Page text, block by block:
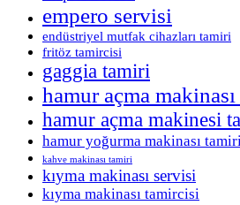
empero servisi
endüstriyel mutfak cihazları tamiri
fritöz tamircisi
gaggia tamiri
hamur açma
hamur açma makinesi
hamur yoğurma makinası tamiri
kahve makinası tamiri
kıyma makinası servisi
kıyma makinası tamircisi